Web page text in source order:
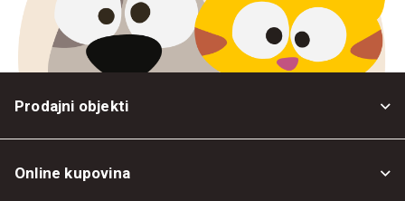
Prodajni objekti
Online kupovina